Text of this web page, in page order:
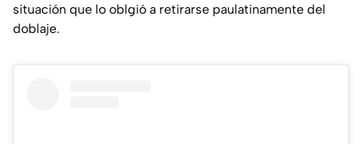
situación que lo oblgió a retirarse paulatinamente del
doblaje.